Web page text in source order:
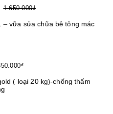
1.650.000₫
– vữa sửa chữa bê tông mác
( loại 20 kg)-chống thấm